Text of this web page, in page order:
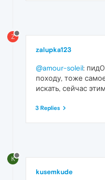
Z
zalupka123
@amour-soleil:
походу, тоже
искать, сейчас
3 Replies
K
kusemkude